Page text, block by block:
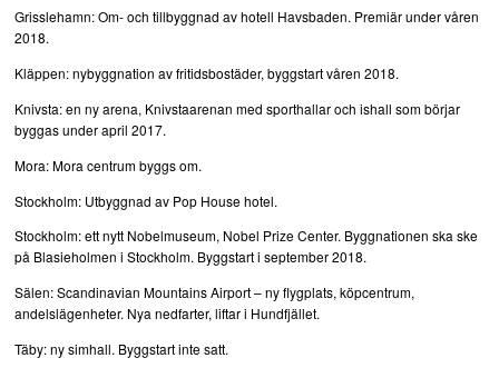
Grisslehamn: Om- och tillbyggnad av hotell Havsbaden. Premiär under våren
2018.
Kläppen: nybyggnation av fritidsbostäder, byggstart våren 2018.
Knivsta: en ny arena, Knivstaarenan med sporthallar och ishall som börjar
byggas under april 2017.
Mora: Mora centrum byggs om.
Stockholm: Utbyggnad av Pop House hotel.
Stockholm: ett nytt Nobelmuseum, Nobel Prize Center. Byggnationen ska ske
på Blasieholmen i Stockholm. Byggstart i september 2018.
Sälen: Scandinavian Mountains Airport – ny flygplats, köpcentrum,
andelslägenheter. Nya nedfarter, liftar i Hundfjället.
Täby: ny simhall. Byggstart inte satt.